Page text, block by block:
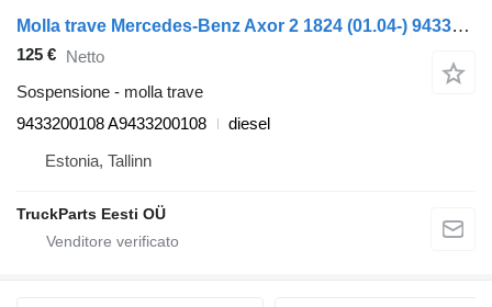
Molla trave Mercedes-Benz Axor 2 1824 (01.04-) 9433200108 per trattore stradale Mercedes-Benz Actros, Axor MP1, MP2, MP3 (1996-2014)
125 € Netto
Sospensione - molla trave
9433200108 A9433200108
diesel
Estonia, Tallinn
TruckParts Eesti OÜ